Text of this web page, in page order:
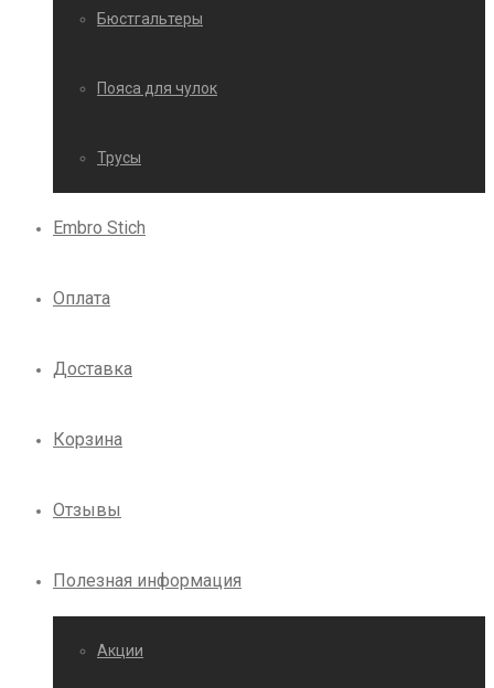
Бюстгальтеры
Пояса для чулок
Трусы
Embro Stich
Оплата
Доставка
Корзина
Отзывы
Полезная информация
Акции